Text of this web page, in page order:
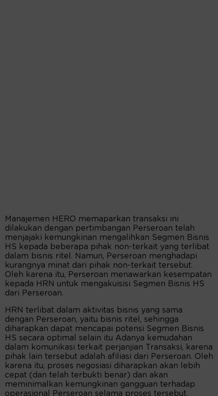
Manajemen HERO memaparkan transaksi ini
dilakukan dengan pertimbangan Perseroan telah
menjajaki kemungkinan mengalihkan Segmen Bisnis
HS kepada beberapa pihak non-terkait yang terlibat
dalam bisnis ritel. Namun, Perseroan menghadapi
kurangnya minat dari pihak non-terkait tersebut.
Oleh karena itu, Perseroan menawarkan kesempatan
kepada HRN untuk mengakuisisi Segmen Bisnis HS
dari Perseroan.
HRN terlibat dalam aktivitas bisnis yang sama
dengan Perseroan, yaitu bisnis ritel, sehingga
diharapkan dapat mencapai potensi Segmen Bisnis
HS secara optimal selain itu Adanya kemudahan
dalam komunikasi terkait perjanjian Transaksi, karena
pihak lain tersebut adalah afiliasi dari Perseroan. Oleh
karena itu, proses negosiasi diharapkan akan lebih
cepat (dan telah terbukti benar) dan akan
meminimalkan kemungkinan gangguan terhadap
operasional Perseroan selama proses tersebut.